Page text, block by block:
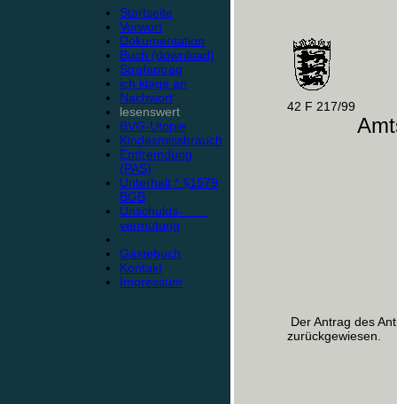
Startseite
Vorwort
Dokumentation
Buch (download)
Strafantrag
ich klage an
Nachwort
lesenswert
BVG-Utopie
Kindesmissbrauch
Entfremdung
(PAS)
Unterhalt * §1579
BGB
Unschulds-
vermutung
Gästebuch
Kontakt
Impressum
42 F 217/99
Der Antrag des
zurückgewiesen.